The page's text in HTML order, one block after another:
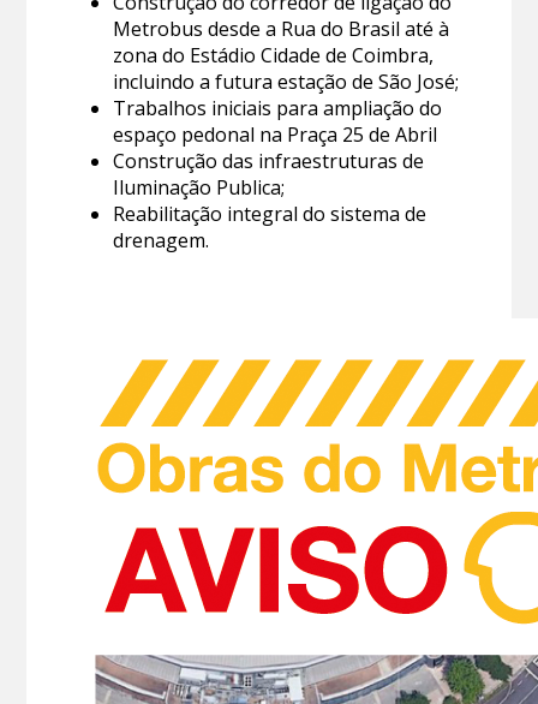
Metrobus desde a Rua do Brasil até à
zona do Estádio Cidade de Coimbra,
incluindo a futura estação de São José;
Trabalhos iniciais para ampliação do
espaço pedonal na Praça 25 de Abril
Construção das infraestruturas de
Iluminação Publica;
Reabilitação integral do sistema de
drenagem.